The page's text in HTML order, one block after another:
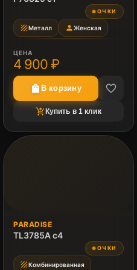
● ОЧКИ
textureМеталл personЖенская
ЦЕНА
4 900 ₽
shopping_bag В корзину favorite_border
shopping_cart_checkoutКупить в 1 клик
PARADISE
TL3785A c4
● ОЧКИ
textureКомбинированная